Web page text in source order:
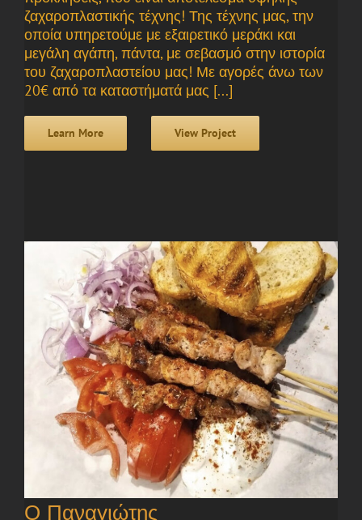
ζαχαροπλαστικής τέχνης! Της τέχνης μας, την
οποία υπηρετούμε με εξαιρετικό μεράκι και
μεγάλη αγάπη, πάντα, με σεβασμό στην ιστορία
του ζαχαροπλαστείου μας! Με αγορές άνω των
20€ από τα καταστήματά μας [...]
Learn More View Project
Ο Παναγιώτης